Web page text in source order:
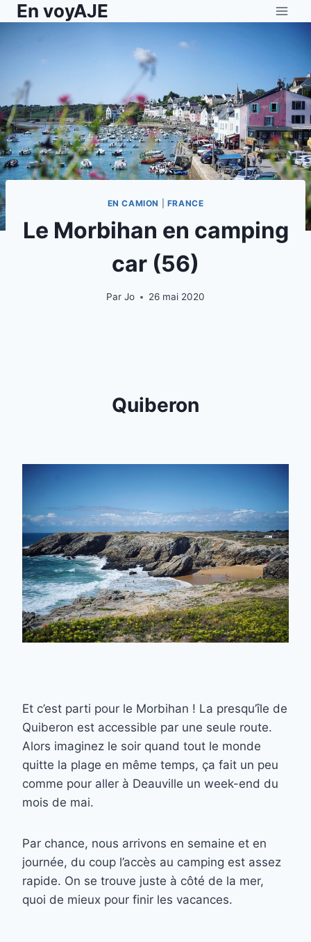
AllerEn voyAJE
EN CAMION FRANCE
Le Morbihan en camping
car (56)
Par Jo 26 mai 2020
Quiberon
Et c’est parti pour le Morbihan ! La presqu’île de
Quiberon est accessible par une seule route.
Alors imaginez le soir quand tout le monde
quitte la plage en même temps, ça fait un peu
comme pour aller à Deauville un week-end du
mois de mai.
Par chance, nous arrivons en semaine et en
journée, du coup l’accès au camping est assez
rapide. On se trouve juste à côté de la mer,
quoi de mieux pour finir les vacances.